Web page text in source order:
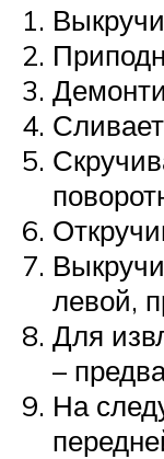
левой,
Для
–
На